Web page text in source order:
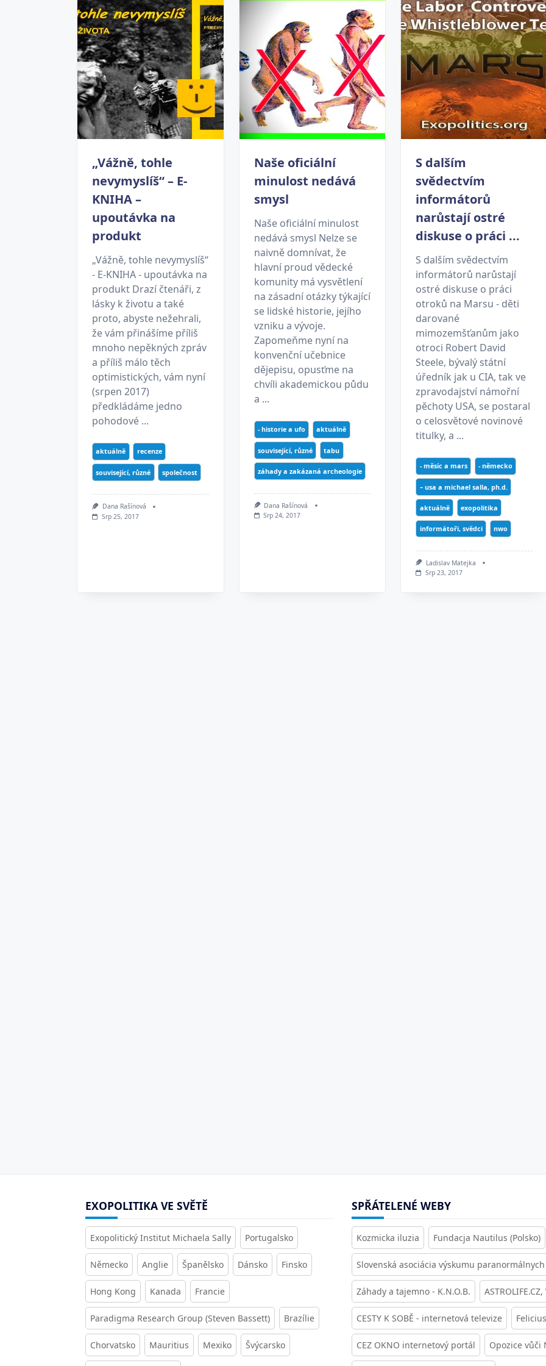
„Vážně, tohle
nevymyslíš“ – E-
KNIHA –
upoutávka na
produkt
„Vážně, tohle nevymyslíš“
- E-KNIHA - upoutávka na
produkt Drazí čtenáři, z
lásky k životu a také
proto, abyste nežehrali,
že vám přinášíme příliš
mnoho nepěkných zpráv
a příliš málo těch
optimistických, vám nyní
(srpen 2017)
předkládáme jedno
pohodové ...
aktuálně recenze
související, různé společnost
Dana Rašínová
Srp 25, 2017
Naše oficiální
minulost nedává
smysl
Naše oficiální minulost
nedává smysl Nelze se
naivně domnívat, že
hlavní proud vědecké
komunity má vysvětlení
na zásadní otázky týkající
se lidské historie, jejího
vzniku a vývoje.
Zapomeňme nyní na
konvenční učebnice
dějepisu, opusťme na
chvíli akademickou půdu
a ...
- historie a ufo aktuálně
související, různé tabu
záhady a zakázaná archeologie
Dana Rašínová
Srp 24, 2017
S dalším
svědectvím
informátorů
narůstají ostré
diskuse o práci ...
S dalším svědectvím
informátorů narůstají
ostré diskuse o práci
otroků na Marsu - děti
darované
mimozemšťanům jako
otroci Robert David
Steele, bývalý státní
úředník jak u CIA, tak ve
zpravodajství námořní
pěchoty USA, se postaral
o celosvětové novinové
titulky, a ...
- měsíc a mars - německo
– usa a michael salla, ph.d.
aktuálně exopolitika
informátoři, svědci nwo
Ladislav Matejka
Srp 23, 2017
EXOPOLITIKA VE SVĚTĚ
Exopolitický Institut Michaela Sally Portugalsko
Německo Anglie Španělsko Dánsko Finsko
Hong Kong Kanada Francie
Paradigma Research Group (Steven Bassett) Brazílie
Chorvatsko Mauritius Mexiko Švýcarsko
SPŘÁTELENÉ WEBY
Kozmicka iluzia Fundacja Nautilus (Polsko)
Slovenská asociácia výskumu
Záhady a tajemno - K.N.O.B.
CESTY K SOBĚ - internetová televize
CEZ OKNO internetový portál Opozice vůči